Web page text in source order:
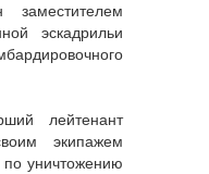
заместителем
эскадрильи
лейтенант
экипажем
уничтожению